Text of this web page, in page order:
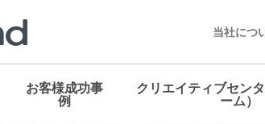
当社につ
お客様成功事
例
クリエイティブセン
ーム）